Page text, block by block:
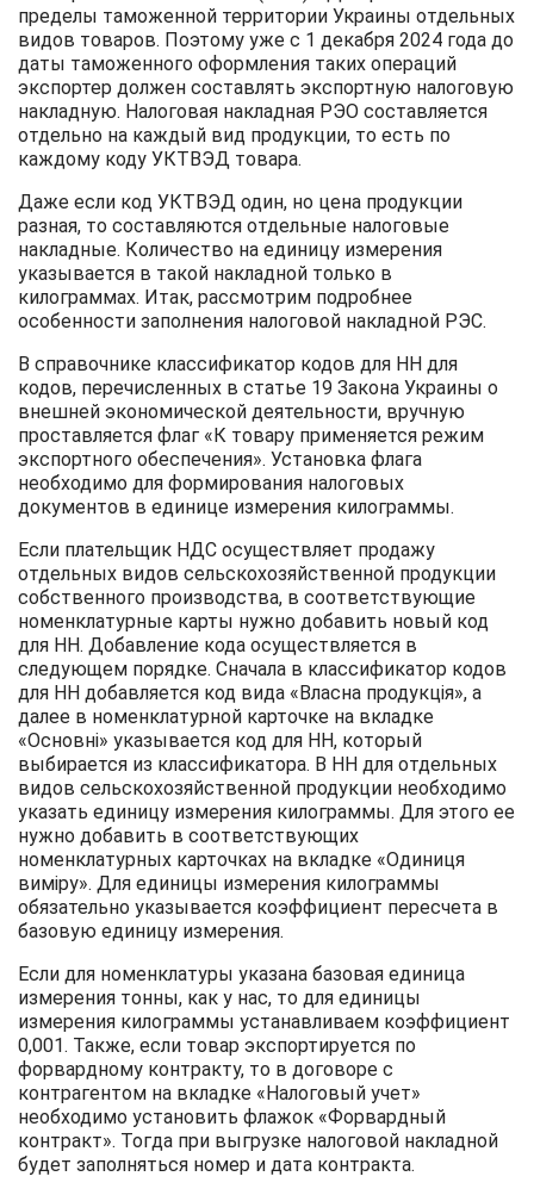
пределы таможенной территории Украины отдельных
видов товаров. Поэтому уже с 1 декабря 2024 года до
даты таможенного оформления таких операций
экспортер должен составлять экспортную налоговую
накладную. Налоговая накладная РЭО составляется
отдельно на каждый вид продукции, то есть по
каждому коду УКТВЭД товара.
Даже если код УКТВЭД один, но цена продукции
разная, то составляются отдельные налоговые
накладные. Количество на единицу измерения
указывается в такой накладной только в
килограммах. Итак, рассмотрим подробнее
особенности заполнения налоговой накладной РЭС.
В справочнике классификатор кодов для НН для
кодов, перечисленных в статье 19 Закона Украины о
внешней экономической деятельности, вручную
проставляется флаг «К товару применяется режим
экспортного обеспечения». Установка флага
необходимо для формирования налоговых
документов в единице измерения килограммы.
Если плательщик НДС осуществляет продажу
отдельных видов сельскохозяйственной продукции
собственного производства, в соответствующие
номенклатурные карты нужно добавить новый код
для НН. Добавление кода осуществляется в
следующем порядке. Сначала в классификатор кодов
для НН добавляется код вида «Власна продукція», а
далее в номенклатурной карточке на вкладке
«Основні» указывается код для НН, который
выбирается из классификатора. В НН для отдельных
видов сельскохозяйственной продукции необходимо
указать единицу измерения килограммы. Для этого ее
нужно добавить в соответствующих
номенклатурных карточках на вкладке «Одиниця
виміру». Для единицы измерения килограммы
обязательно указывается коэффициент пересчета в
базовую единицу измерения.
Если для номенклатуры указана базовая единица
измерения тонны, как у нас, то для единицы
измерения килограммы устанавливаем коэффициент
0,001. Также, если товар экспортируется по
форвардному контракту, то в договоре с
контрагентом на вкладке «Налоговый учет»
необходимо установить флажок «Форвардный
контракт». Тогда при выгрузке налоговой накладной
будет заполняться номер и дата контракта.